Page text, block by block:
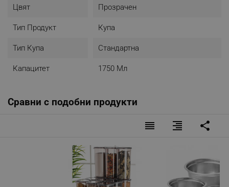
Цвят Прозрачен
Тип Продукт Купа
Тип Купа Стандартна
Капацитет 1750 Мл
Сравни с подобни продукти
reorder format_align_right share